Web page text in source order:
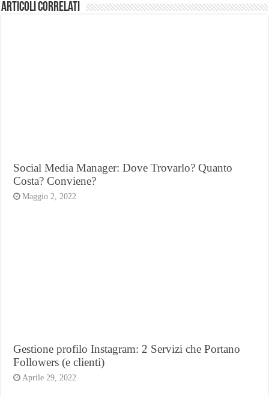
Articoli Correlati
Social Media Manager: Dove Trovarlo? Quanto
Costa? Conviene?
Maggio 2, 2022
Gestione profilo Instagram: 2 Servizi che Portano
Followers (e clienti)
Aprile 29, 2022